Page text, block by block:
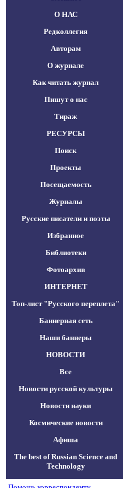
О НАС
Редколлегия
Авторам
О журнале
Как читать журнал
Пишут о нас
Тираж
РЕСУРСЫ
Поиск
Проекты
Посещаемость
Журналы
Русские писатели и поэты
Избранное
Библиотеки
Фотоархив
ИНТЕРНЕТ
Топ-лист "Русского переплета"
Баннерная сеть
Наши баннеры
НОВОСТИ
Все
Новости русской культуры
Новости науки
Космические новости
Афиша
The best of Russian Science and
Technology